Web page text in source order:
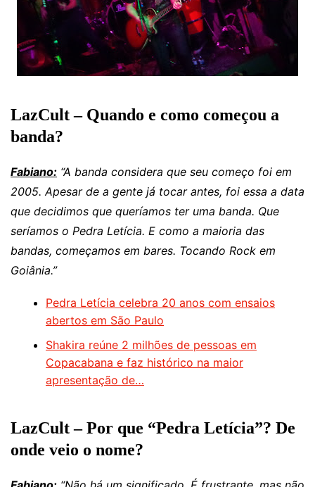
LazCult – Quando e como começou a
banda?
Fabiano: “A banda considera que seu começo foi em
2005. Apesar de a gente já tocar antes, foi essa a data
que decidimos que queríamos ter uma banda. Que
seríamos o Pedra Letícia. E como a maioria das
bandas, começamos em bares. Tocando Rock em
Goiânia.”
Pedra Letícia celebra 20 anos com ensaios
abertos em São Paulo
Shakira reúne 2 milhões de pessoas em
Copacabana e faz histórico na maior
apresentação de…
LazCult – Por que “Pedra Letícia”? De
onde veio o nome?